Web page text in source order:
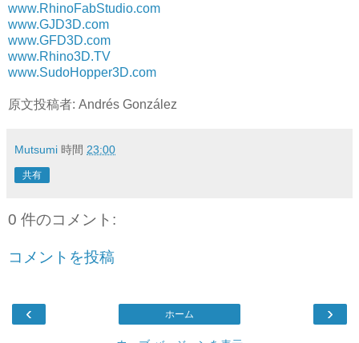
www.RhinoFabStudio.com
www.GJD3D.com
www.GFD3D.com
www.Rhino3D.TV
www.SudoHopper3D.com
原文投稿者: Andrés González
Mutsumi 時間 23:00
共有
0 件のコメント:
コメントを投稿
‹ ›
ホーム